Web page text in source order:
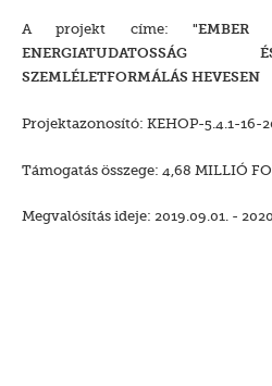
A projekt címe:
"EMBER
SZEMLÉLETFORMÁLÁS HEVESEN
Projektazonosító: KEHOP-5.4.1-16-
Támogatás összege: 4,68 MILLIÓ
Megvalósítás ideje: 2019.09.01. -